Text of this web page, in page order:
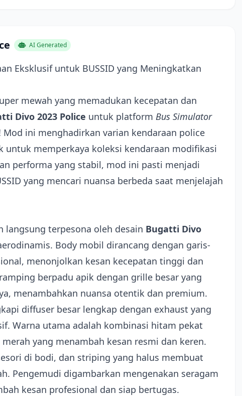
AI Generated
Eksklusif untuk BUSSID yang Meningkatkan
mewah yang memadukan kecepatan dan
Divo 2023 Police untuk platform Bus Simulator
ini menghadirkan varian kendaraan police
untuk memperkaya koleksi kendaraan modifikasi
performa yang stabil, mod ini pasti menjadi
yang mencari nuansa berbeda saat menjelajah
langsung terpesona oleh desain Bugatti Divo
Body mobil dirancang dengan garis-
menonjolkan kesan kecepatan tinggi dan
berpadu apik dengan grille besar yang
menambahkan nuansa otentik dan premium.
diffuser besar lengkap dengan exhaust yang
Warna utama adalah kombinasi hitam pekat
yang menambah kesan resmi dan keren.
di bodi, dan striping yang halus membuat
Pengemudi digambarkan mengenakan seragam
kesan profesional dan siap bertugas.